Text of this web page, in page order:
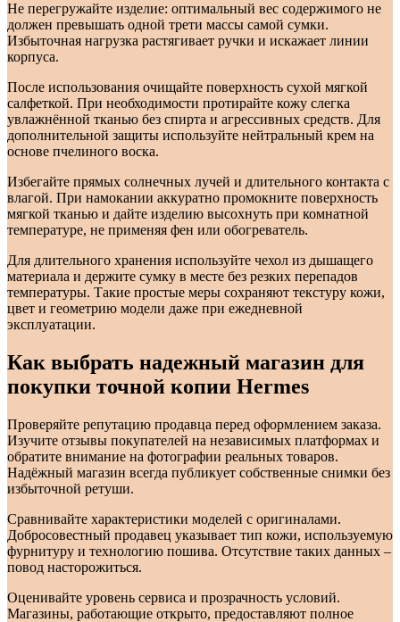
Не перегружайте изделие: оптимальный вес содержимого не
должен превышать одной трети массы самой сумки.
Избыточная нагрузка растягивает ручки и искажает линии
корпуса.
После использования очищайте поверхность сухой мягкой
салфеткой. При необходимости протирайте кожу слегка
увлажнённой тканью без спирта и агрессивных средств. Для
дополнительной защиты используйте нейтральный крем на
основе пчелиного воска.
Избегайте прямых солнечных лучей и длительного контакта с
влагой. При намокании аккуратно промокните поверхность
мягкой тканью и дайте изделию высохнуть при комнатной
температуре, не применяя фен или обогреватель.
Для длительного хранения используйте чехол из дышащего
материала и держите сумку в месте без резких перепадов
температуры. Такие простые меры сохраняют текстуру кожи,
цвет и геометрию модели даже при ежедневной
эксплуатации.
Как выбрать надежный магазин для
покупки точной копии Hermes
Проверяйте репутацию продавца перед оформлением заказа.
Изучите отзывы покупателей на независимых платформах и
обратите внимание на фотографии реальных товаров.
Надёжный магазин всегда публикует собственные снимки без
избыточной ретуши.
Сравнивайте характеристики моделей с оригиналами.
Добросовестный продавец указывает тип кожи, используемую
фурнитуру и технологию пошива. Отсутствие таких данных –
повод насторожиться.
Оценивайте уровень сервиса и прозрачность условий.
Магазины, работающие открыто, предоставляют полное